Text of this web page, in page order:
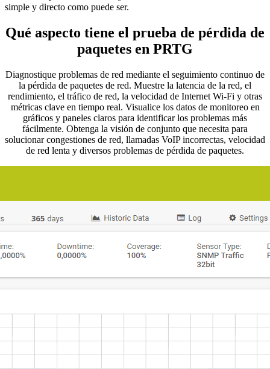
simple y directo como puede ser.
Qué aspecto tiene el prueba de pérdida de
paquetes en PRTG
Diagnostique problemas de red mediante el seguimiento continuo de
la pérdida de paquetes de red. Muestre la latencia de la red, el
rendimiento, el tráfico de red, la velocidad de Internet Wi-Fi y otras
métricas clave en tiempo real. Visualice los datos de monitoreo en
gráficos y paneles claros para identificar los problemas más
fácilmente. Obtenga la visión de conjunto que necesita para
solucionar congestiones de red, llamadas VoIP incorrectas, velocidad
de red lenta y diversos problemas de pérdida de paquetes.